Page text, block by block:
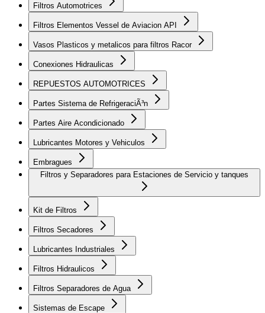
Filtros Automotrices
Filtros Elementos Vessel de Aviacion API
Vasos Plasticos y metalicos para filtros Racor
Conexiones Hidraulicas
REPUESTOS AUTOMOTRICES
Partes Sistema de RefrigeraciÃ³n
Partes Aire Acondicionado
Lubricantes Motores y Vehiculos
Embragues
Kit de Filtros
Filtros Secadores
Lubricantes Industriales
Filtros Hidraulicos
Filtros Separadores de Agua
Sistemas de Escape